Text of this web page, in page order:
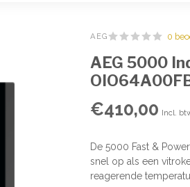
AEG 0
AEG 5000
€410,00 Incl.
De 5000 Fast &
snel op als een
reagerende